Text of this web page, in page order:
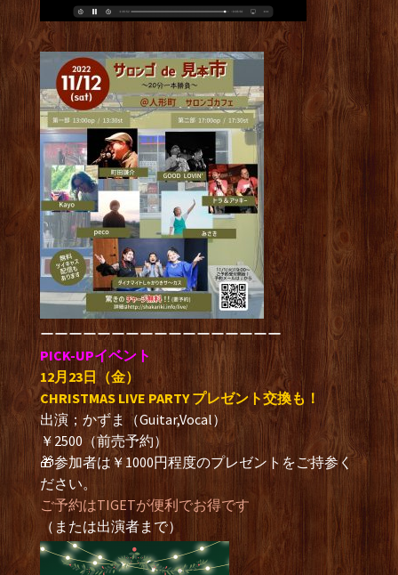
ーーーーーーーーーーーーーーーーー
PICK-UPイベント
12月23日（金）
CHRISTMAS LIVE PARTY プレゼント交換も！
出演；かずま（Guitar,Vocal）
￥2500（前売予約）
🎁参加者は￥1000円程度のプレゼントをご持参く
ださい。
ご予約はTIGETが便利でお得です
（または出演者まで）